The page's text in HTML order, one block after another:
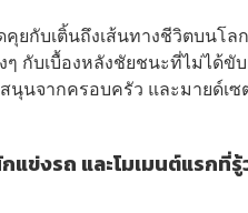
ยกับเติ้นถึงเส้นทางชีวิตบนโ
กับเบื้องหลังชัยชนะที่ไม่ได้ขับ
นจากครอบครัว และมายด์เ
แข่งรถ และโมเมนต์แรกที่